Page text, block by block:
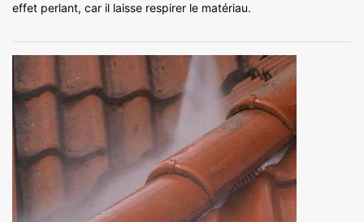
effet perlant, car il laisse respirer le matériau.